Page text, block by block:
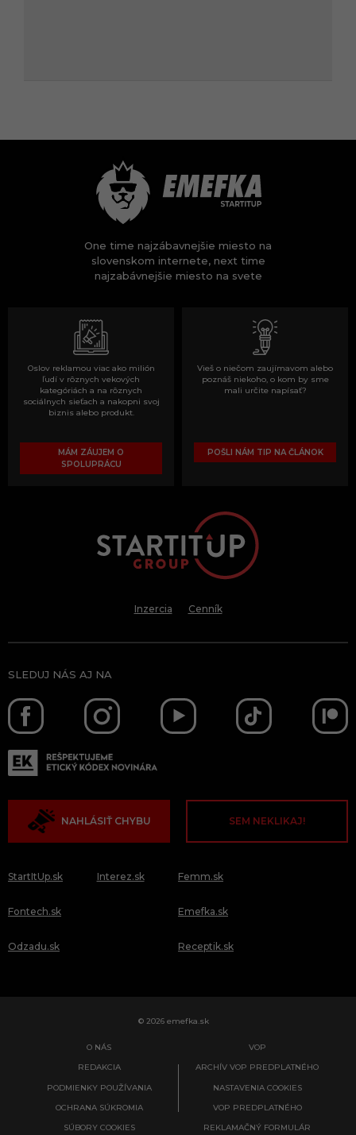
One time najzábavnejšie miesto na
slovenskom internete, next time
najzabávnejšie miesto na svete
Oslov reklamou viac ako milión
ľudí v rôznych vekových
kategóriách a na rôznych
sociálnych sieťach a nakopni svoj
biznis alebo produkt.
MÁM ZÁUJEM O
SPOLUPRÁCU
Vieš o niečom zaujímavom alebo
poznáš niekoho, o kom by sme
mali určite napísať?
POŠLI NÁM TIP NA ČLÁNOK
Inzercia Cenník
SLEDUJ NÁS AJ NA
NAHLÁSIŤ CHYBU SEM NEKLIKAJ!
StartItUp.sk
Fontech.sk
Odzadu.sk
Interez.sk Femm.sk
Emefka.sk
Receptik.sk
© 2026 emefka.sk
O NÁS
REDAKCIA
PODMIENKY POUŽÍVANIA
OCHRANA SÚKROMIA
SÚBORY COOKIES
VOP
ARCHÍV VOP PREDPLATNÉHO
NASTAVENIA COOKIES
VOP PREDPLATNÉHO
REKLAMAČNÝ FORMULÁR